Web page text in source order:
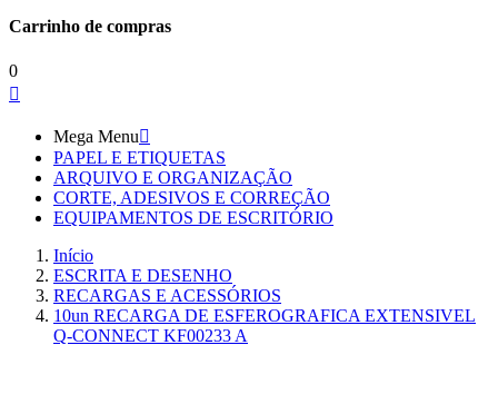
Carrinho de compras
0

Mega Menu
PAPEL E ETIQUETAS
ARQUIVO E ORGANIZAÇÃO
CORTE, ADESIVOS E CORREÇÃO
EQUIPAMENTOS DE ESCRITÓRIO
Início
ESCRITA E DESENHO
RECARGAS E ACESSÓRIOS
10un RECARGA DE ESFEROGRAFICA EXTENSIVEL
Q-CONNECT KF00233 A